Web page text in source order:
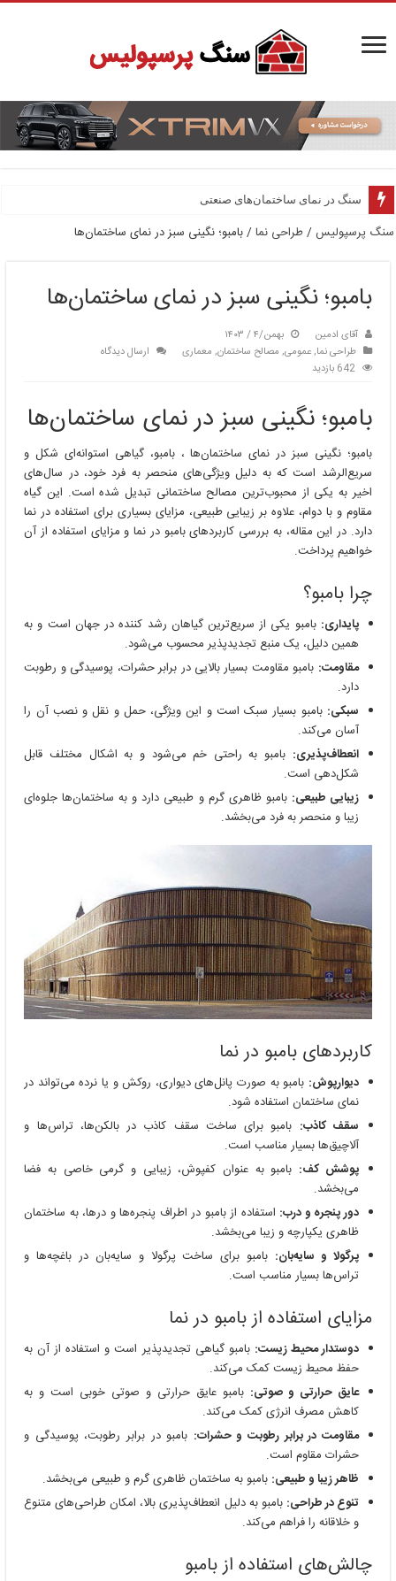
سنگ در نمای ساختمان‌های صنعتی
سنگ پرسپولیس/طراحی نما/بامبو؛ نگینی سبز در نمای ساختمان‌ها
بامبو؛ نگینی سبز در نمای ساختمان‌ها
آقای ادمین
بهمن/۴ / ۱۴۰۳
طراحی نما,عمومی, مصالح ساختمان, معماری
ارسال دیدگاه
642 بازدید
بامبو؛ نگینی سبز در نمای ساختمان‌ها
بامبو؛ نگینی سبز در نمای ساختمان‌ها ، بامبو، گیاهی استوانه‌ای شکل و
سریع‌الرشد است که به دلیل ویژگی‌های منحصر به فرد خود، در سال‌های
اخیر به یکی از محبوب‌ترین مصالح ساختمانی تبدیل شده است. این گیاه
مقاوم و با دوام، علاوه بر زیبایی طبیعی، مزایای بسیاری برای استفاده در نما
دارد. در این مقاله، به بررسی کاربردهای بامبو در نما و مزایای استفاده از آن
خواهیم پرداخت.
چرا بامبو؟
پایداری: بامبو یکی از سریع‌ترین گیاهان رشد کننده در جهان است و به
همین دلیل، یک منبع تجدیدپذیر محسوب می‌شود.
مقاومت: بامبو مقاومت بسیار بالایی در برابر حشرات، پوسیدگی و رطوبت
دارد.
سبکی: بامبو بسیار سبک است و این ویژگی، حمل و نقل و نصب آن را
آسان می‌کند.
انعطاف‌پذیری: بامبو به راحتی خم می‌شود و به اشکال مختلف قابل
شکل‌دهی است.
زیبایی طبیعی: بامبو ظاهری گرم و طبیعی دارد و به ساختمان‌ها جلوه‌ای
زیبا و منحصر به فرد می‌بخشد.
کاربردهای بامبو در نما
دیوارپوش: بامبو به صورت پانل‌های دیواری، روکش و یا نرده می‌تواند در
نمای ساختمان استفاده شود.
سقف کاذب: بامبو برای ساخت سقف کاذب در بالکن‌ها، تراس‌ها و
آلاچیق‌ها بسیار مناسب است.
پوشش کف: بامبو به عنوان کفپوش، زیبایی و گرمی خاصی به فضا
می‌بخشد.
دور پنجره و درب: استفاده از بامبو در اطراف پنجره‌ها و درها، به ساختمان
ظاهری یکپارچه و زیبا می‌بخشد.
پرگولا و سایه‌بان: بامبو برای ساخت پرگولا و سایه‌بان در باغچه‌ها و
تراس‌ها بسیار مناسب است.
مزایای استفاده از بامبو در نما
دوستدار محیط زیست: بامبو گیاهی تجدیدپذیر است و استفاده از آن به
حفظ محیط زیست کمک می‌کند.
عایق حرارتی و صوتی: بامبو عایق حرارتی و صوتی خوبی است و به
کاهش مصرف انرژی کمک می‌کند.
مقاومت در برابر رطوبت و حشرات: بامبو در برابر رطوبت، پوسیدگی و
حشرات مقاوم است.
ظاهر زیبا و طبیعی: بامبو به ساختمان ظاهری گرم و طبیعی می‌بخشد.
تنوع در طراحی: بامبو به دلیل انعطاف‌پذیری بالا، امکان طراحی‌های متنوع
و خلاقانه را فراهم می‌کند.
چالش‌های استفاده از بامبو